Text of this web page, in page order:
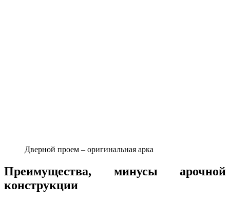
Дверной проем – оригинальная арка
Преимущества, минусы арочной
конструкции